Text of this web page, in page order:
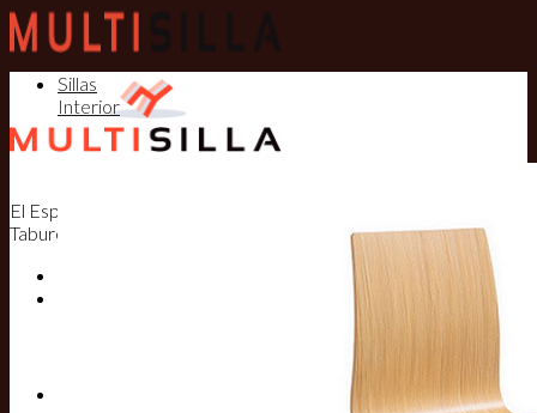
El Especialista en Sillas, Mesas y
Taburetes
Sillas
Interior